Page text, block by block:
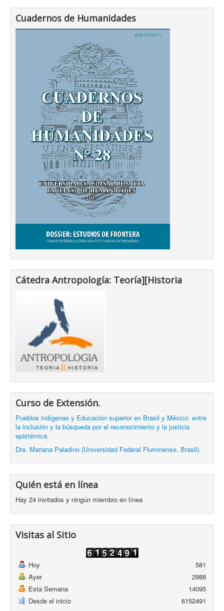
Cuadernos de Humanidades
Cátedra Antropología: Teoría][Historia
Curso de Extensión.
Pueblos indígenas y Educación superior en Brasil y México: entre
la inclusión y la búsqueda por el reconocimiento y la justicia
epistémica.
Dra. Mariana Paladino (Universidad Federal Fluminense, Brasil).
Quién está en línea
Hay 24 invitados y ningún miembro en línea
Visitas al Sitio
Hoy
Ayer
Esta Semana
Desde el inicio
581
2988
14095
6152491